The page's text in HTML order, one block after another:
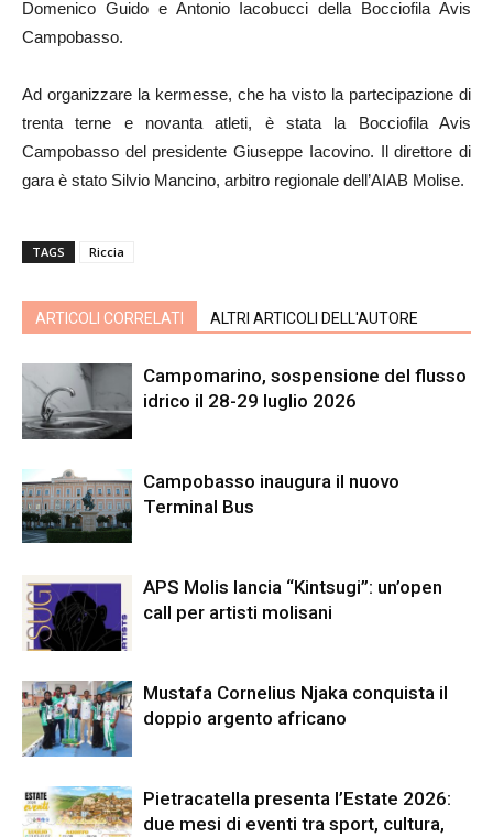
Domenico Guido e Antonio Iacobucci della Bocciofila Avis
Campobasso.
Ad organizzare la kermesse, che ha visto la partecipazione di
trenta terne e novanta atleti, è stata la Bocciofila Avis
Campobasso del presidente Giuseppe Iacovino. Il direttore di
gara è stato Silvio Mancino, arbitro regionale dell’AIAB Molise.
TAGS Riccia
ARTICOLI CORRELATI ALTRI ARTICOLI DELL'AUTORE
Campomarino, sospensione del flusso
idrico il 28-29 luglio 2026
Campobasso inaugura il nuovo
Terminal Bus
APS Molis lancia “Kintsugi”: un’open
call per artisti molisani
Mustafa Cornelius Njaka conquista il
doppio argento africano
Pietracatella presenta l’Estate 2026:
due mesi di eventi tra sport, cultura,